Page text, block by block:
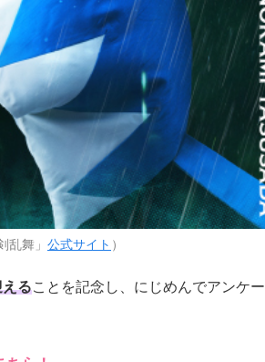
乱舞」 公式サイト ）
ることを記念し、にじめんでアンケー